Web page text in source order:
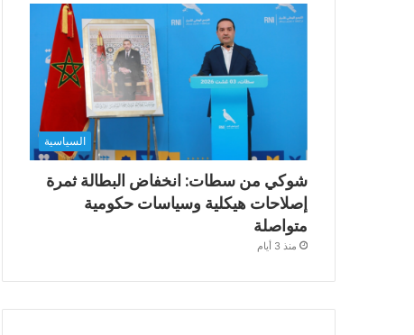
السياسية
شوكي من سطات: انخفاض البطالة ثمرة
إصلاحات هيكلية وسياسات حكومية
متواصلة
منذ 3 أيام